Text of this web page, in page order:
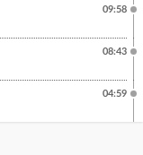
09:58
08:43
04:59